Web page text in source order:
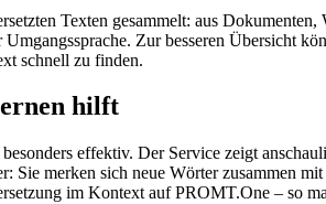
Texten gesammelt: aus
Zur besseren Übersicht
schnell zu finden.
hilft
effektiv. Der Service zeigt
Sie merken sich neue Wörter zusammen
im Kontext auf PROMT.One – so